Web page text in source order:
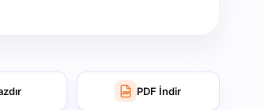
PDF İndir